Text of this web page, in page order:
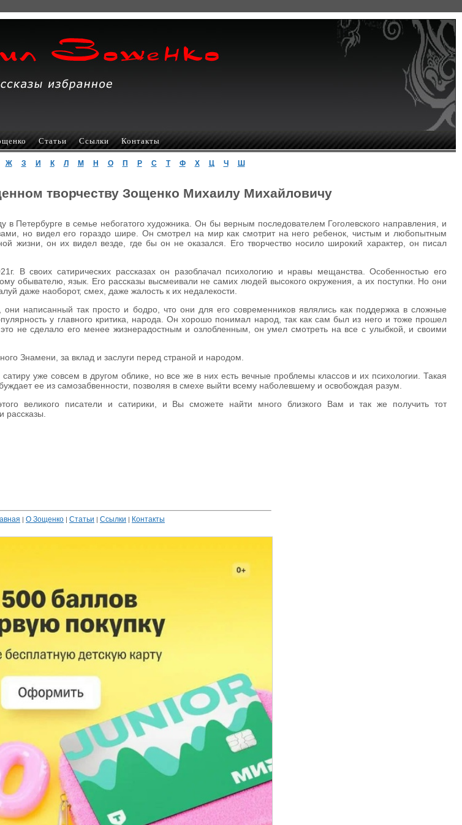
Статьи Ссылки Контакты
Ж З И К Л М Н О П Р С Т Ф Х Ц Ч Ш
творчеству Зощенко Михаилу Михайловичу
Петербурге в семье небогатого художника. Он бы верным последователем Гоголевского направления, и
но видел его гораздо шире. Он смотрел на мир как смотрит на него ребенок, чистым и любопытным
жизни, он их видел везде, где бы он не оказался. Его творчество носило широкий характер, он писал
В своих сатирических рассказах он разоблачал психологию и нравы мещанства. Особенностью его
обывателю, язык. Его рассказы высмеивали не самих людей высокого окружения, а их поступки. Но они
даже наоборот, смех, даже жалость к их недалекости.
они написанный так просто и бодро, что они для его современников являлись как поддержка в сложные
у главного критика, народа. Он хорошо понимал народ, так как сам был из него и тоже прошел
не сделало его менее жизнерадостным и озлобленным, он умел смотреть на все с улыбкой, и своими
Знамени, за вклад и заслуги перед страной и народом.
уже совсем в другом облике, но все же в них есть вечные проблемы классов и их психологии. Такая
ее из самозабвенности, позволяя в смехе выйти всему наболевшему и освобождая разум.
великого писатели и сатирики, и Вы сможете найти много близкого Вам и так же получить тот
рассказы.
| О Зощенко | Статьи | Ссылки | Контакты